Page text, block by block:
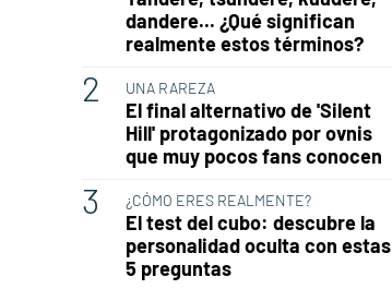
dandere... ¿Qué significan
realmente estos términos?
UNA RAREZA
El final alternativo de 'Silent
Hill' protagonizado por ovnis
que muy pocos fans conocen
¿CÓMO ERES REALMENTE?
El test del cubo: descubre la
personalidad oculta con estas
5 preguntas